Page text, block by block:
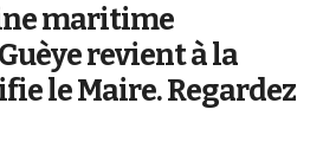
maritime
revient à la
le Maire. Regardez